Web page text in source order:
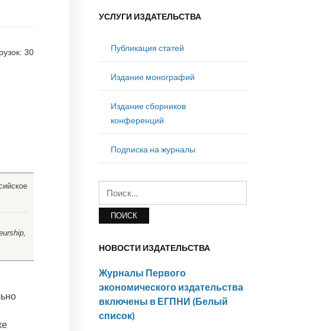
30
УСЛУГИ ИЗДАТЕЛЬСТВА
Публикация статей
Издание монографий
Издание сборников
конференций
Подписка на журналы
НОВОСТИ ИЗДАТЕЛЬСТВА
Журналы Первого
экономического издательства
включены в ЕГПНИ (Белый
список)